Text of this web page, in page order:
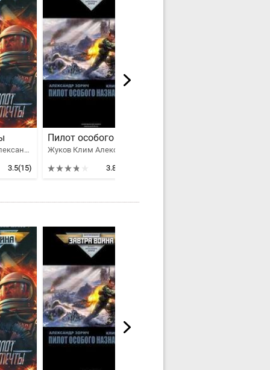
Жуков Клим Александрович, Зорич Александр Владимирович
3.5(15)
3.86